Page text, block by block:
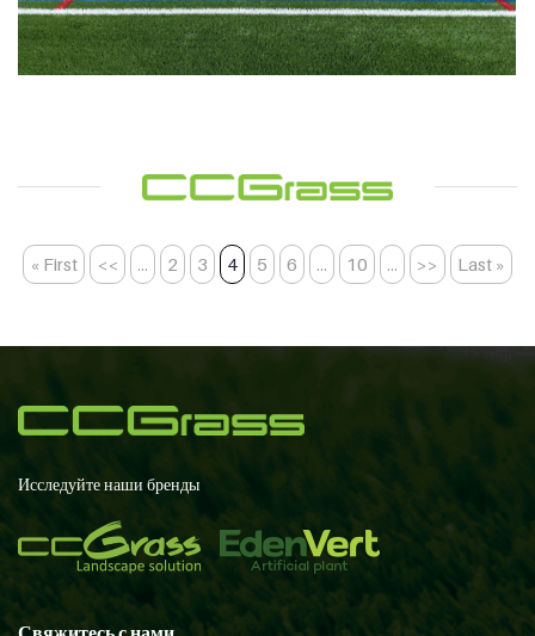
Product:Stemgrass 60-14 PU
Certificate Date:05/11/2022
« First << ... 2 3 4 5 6 ... 10 ... >> Last »
Исследуйте наши бренды